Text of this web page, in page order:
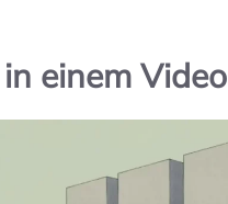
einem Video